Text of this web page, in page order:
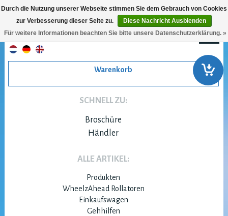
Warenkorb
SCHNELL ZU:
Broschüre
Händler
ALLE ARTIKEL:
Produkten
WheelzAhead Rollatoren
Einkaufswagen
Gehhilfen
Durch die Nutzung unserer Webseite stimmen Sie dem Gebrauch von Cookies
zur Verbesserung dieser Seite zu.
Diese Nachricht Ausblenden
Für weitere Informationen beachten Sie bitte unsere Datenschutzerklärung. »